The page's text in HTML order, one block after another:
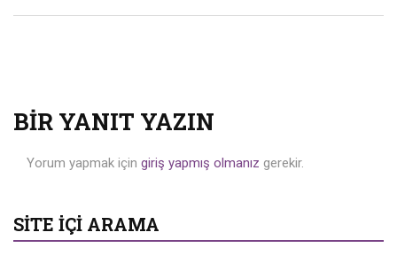
SITE İÇI ARAMA
BIR YANIT YAZIN
Yorum yapmak için giriş yapmış olmanız gerekir.